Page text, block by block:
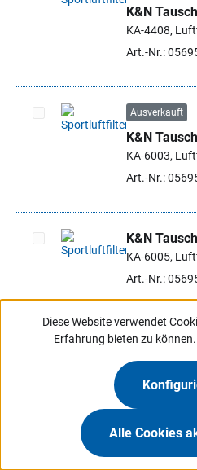
Artikel auswählen
K&N
KA-4408,
Art.-Nr.:
Artikel auswählen
Ausverkauft
K&N
KA-6003,
Art.-Nr.:
Artikel auswählen
K&N
KA-6005,
Art.-Nr.:
Artikel auswählen
K&N
Art.-Nr.:
Ausverkauft
Diese Website verwendet
Erfahrung bieten zu können.
Alle Cookies